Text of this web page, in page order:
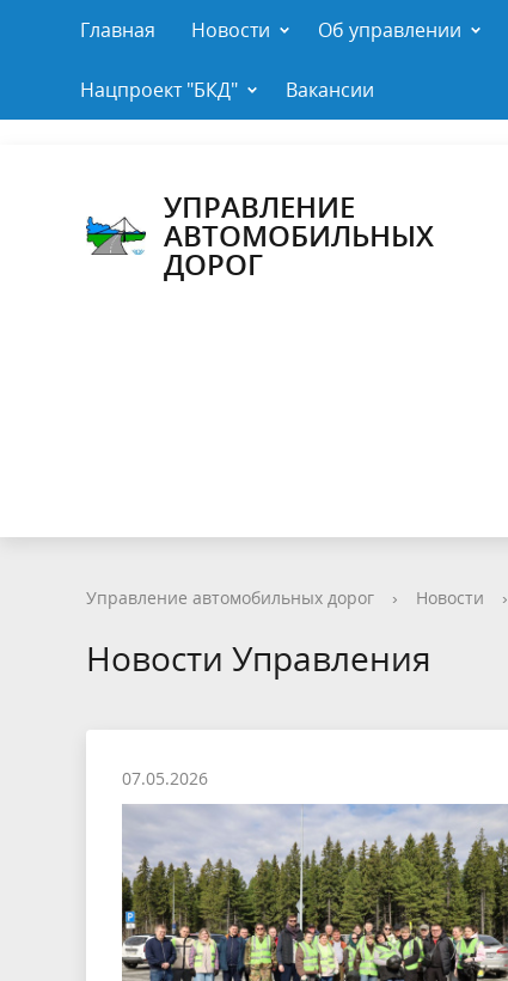
Главная Новости Об управлении
Нацпроект "БКД" Вакансии
УПРАВЛЕНИЕ
АВТОМОБИЛЬНЫХ
ДОРОГ
Управление автомобильных дорог › Новости ›
Новости Управления
07.05.2026